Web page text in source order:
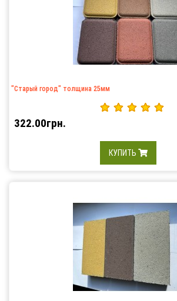
"Старый город" толщина 25мм
322.00грн.
КУПИТЬ